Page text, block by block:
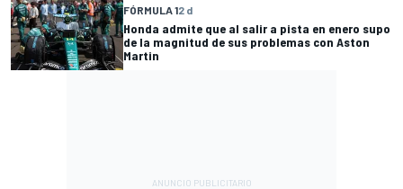
FÓRMULA 12 d
Honda admite que al salir a pista en enero supo
de la magnitud de sus problemas con Aston
Martin